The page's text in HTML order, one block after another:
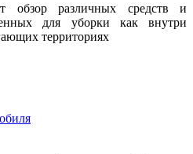
обзор различных средств и
для уборки как внутри
территориях